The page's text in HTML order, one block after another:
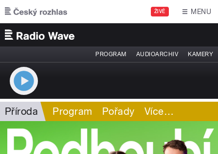
Přejít k hlavnímu obsahu
ŽIVĚ MENU
PROGRAM AUDIOARCHIV KAMERY
Příroda Program Pořady Více…